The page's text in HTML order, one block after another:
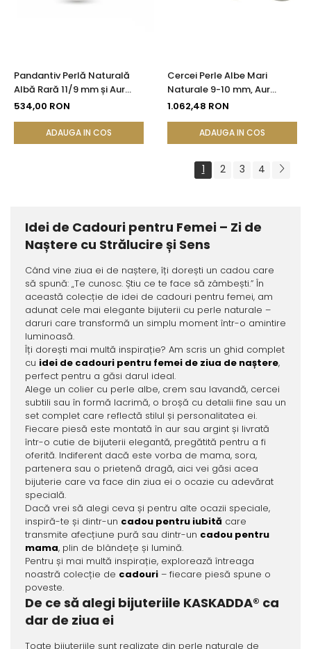
Pandantiv Perlă Naturală
Albă Rară 11/9 mm și Aur
Galben 14K (aur 585) |
534,00 RON
ADAUGA IN COS
Cercei Perle Albe Mari
Naturale 9-10 mm, Aur
Galben 14K, Formă Buton,
1.062,48 RON
ADAUGA IN COS
1 2 3 4
Idei de Cadouri pentru Femei – Zi de
Naștere cu Strălucire și Sens
Când vine ziua ei de naștere, îți dorești un cadou care
să spună: „Te cunosc. Știu ce te face să zâmbești.” În
această colecție de idei de cadouri pentru femei, am
adunat cele mai elegante bijuterii cu perle naturale –
daruri care transformă un simplu moment într-o amintire
luminoasă.
Îți dorești mai multă inspirație? Am scris un ghid complet
cu idei de cadouri pentru femei de ziua de naștere,
perfect pentru a găsi darul ideal.
Alege un colier cu perle albe, crem sau lavandă, cercei
subtili sau în formă lacrimă, o broșă cu detalii fine sau un
set complet care reflectă stilul și personalitatea ei.
Fiecare piesă este montată în aur sau argint și livrată
într-o cutie de bijuterii elegantă, pregătită pentru a fi
oferită. Indiferent dacă este vorba de mama, sora,
partenera sau o prietenă dragă, aici vei găsi acea
bijuterie care va face din ziua ei o ocazie cu adevărat
specială.
Dacă vrei să alegi ceva și pentru alte ocazii speciale,
inspiră-te și dintr-un cadou pentru iubită care
transmite afecțiune pură sau dintr-un cadou pentru
mama, plin de blândețe și lumină.
Pentru și mai multă inspirație, explorează întreaga
noastră colecție de cadouri– fiecare piesă spune o
poveste.
De ce să alegi bijuteriile KASKADDA® ca
dar de ziua ei
Toate bijuteriile sunt realizate din perle naturale de